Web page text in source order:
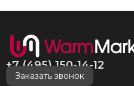
+7 (495) 150-14-12
Заказать звонок